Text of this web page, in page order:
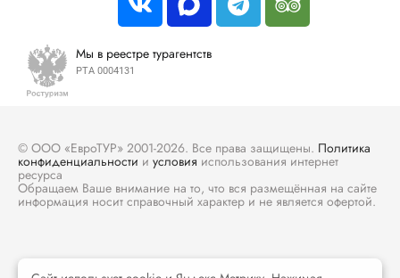
Мы в реестре турагентств
РТА 0004131
© ООО «ЕвроТУР» 2001-2026. Все права защищены. Политика
конфиденциальности и условия использования интернет
ресурса
Обращаем Ваше внимание на то, что вся размещённая на сайте
информация носит справочный характер и не является офертой.